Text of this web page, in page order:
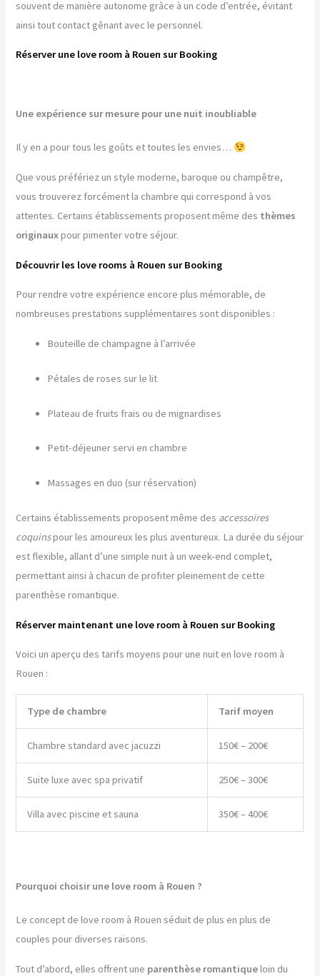
souvent de manière autonome grâce à un code d’entrée, évitant
ainsi tout contact gênant avec le personnel.
Réserver une love room à Rouen sur Booking
Une expérience sur mesure pour une nuit inoubliable
Il y en a pour tous les goûts et toutes les envies…
Que vous préfériez un style moderne, baroque ou champêtre,
vous trouverez forcément la chambre qui correspond à vos
attentes. Certains établissements proposent même des thèmes
originauxpour pimenter votre séjour.
Découvrir les love rooms à Rouen sur Booking
Pour rendre votre expérience encore plus mémorable, de
nombreuses prestations supplémentaires sont disponibles :
Bouteille de champagne à l’arrivée
Pétales de roses sur le lit
Plateau de fruits frais ou de mignardises
Petit-déjeuner servi en chambre
Massages en duo (sur réservation)
Certains établissements proposent même des accessoires
coquinspour les amoureux les plus aventureux. La durée du séjour
est flexible, allant d’une simple nuit à un week-end complet,
permettant ainsi à chacun de profiter pleinement de cette
parenthèse romantique.
Réserver maintenant une love room à Rouen sur Booking
Voici un aperçu des tarifs moyens pour une nuit en love room à
Rouen :
Type de chambre Tarif moyen
Chambre standard avec jacuzzi 150€ – 200€
Suite luxe avec spa privatif 250€ – 300€
Villa avec piscine et sauna 350€ – 400€
Pourquoi choisir une love room à Rouen ?
Le concept de love room à Rouen séduit de plus en plus de
couples pour diverses raisons.
Tout d’abord, elles offrent une parenthèse romantiqueloin du